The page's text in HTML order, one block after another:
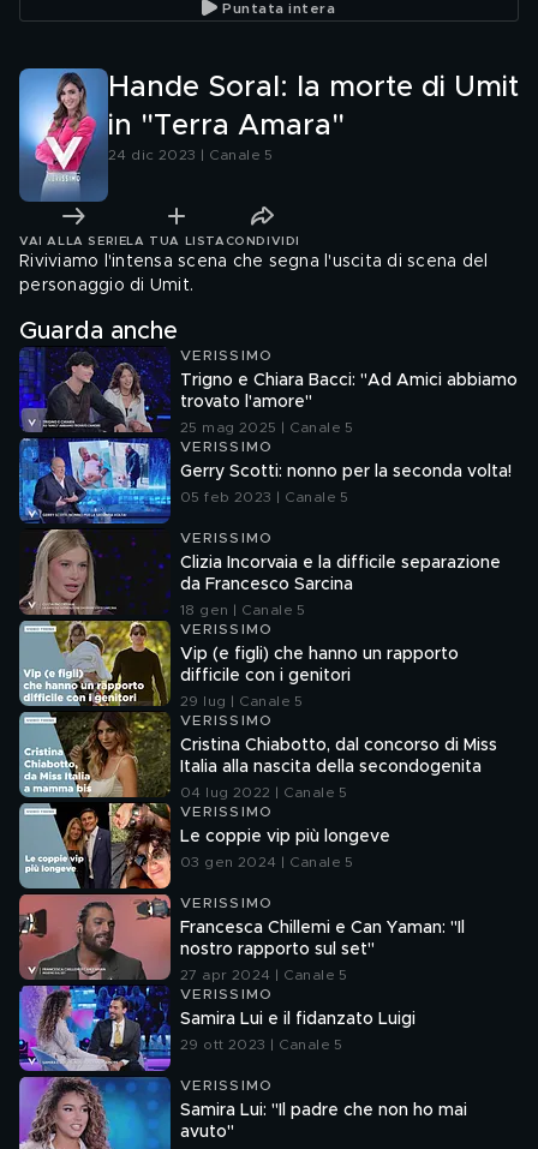
Puntata intera
Hande Soral: la morte di Umit
in "Terra Amara"
24 dic 2023 | Canale 5
VAI ALLA SERIE LA TUA LISTA CONDIVIDI
Riviviamo l'intensa scena che segna l'uscita di scena del
personaggio di Umit.
Guarda anche
VERISSIMO
Trigno e Chiara Bacci: "Ad Amici abbiamo
trovato l'amore"
25 mag 2025 | Canale 5
VERISSIMO
Gerry Scotti: nonno per la seconda volta!
05 feb 2023 | Canale 5
VERISSIMO
Clizia Incorvaia e la difficile separazione
da Francesco Sarcina
18 gen | Canale 5
VERISSIMO
Vip (e figli) che hanno un rapporto
difficile con i genitori
29 lug | Canale 5
VERISSIMO
Cristina Chiabotto, dal concorso di Miss
Italia alla nascita della secondogenita
04 lug 2022 | Canale 5
VERISSIMO
Le coppie vip più longeve
03 gen 2024 | Canale 5
VERISSIMO
Francesca Chillemi e Can Yaman: "Il
nostro rapporto sul set"
27 apr 2024 | Canale 5
VERISSIMO
Samira Lui e il fidanzato Luigi
29 ott 2023 | Canale 5
VERISSIMO
Samira Lui: "Il padre che non ho mai
avuto"